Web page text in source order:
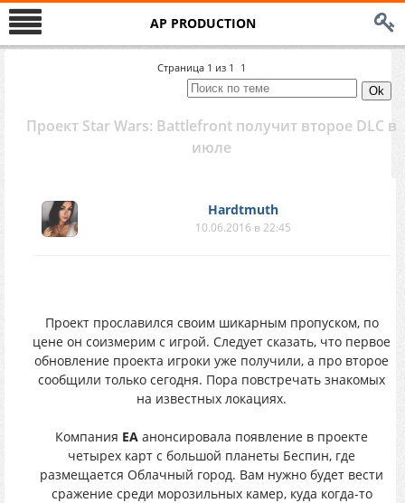
AP PRODUCTION
Страница 1 из 1 1
Проект Star Wars: Battlefront получит второе DLC в
июле
Hardtmuth
10.06.2016 в 22:45
Проект прославился своим шикарным пропуском, по
цене он соизмерим с игрой. Следует сказать, что первое
обновление проекта игроки уже получили, а про второе
сообщили только сегодня. Пора повстречать знакомых
на известных локациях.
Компания EA анонсировала появление в проекте
четырех карт с большой планеты Беспин, где
размещается Облачный город. Вам нужно будет вести
сражение среди морозильных камер, куда когда-то